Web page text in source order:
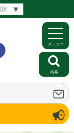
メニュー
検索